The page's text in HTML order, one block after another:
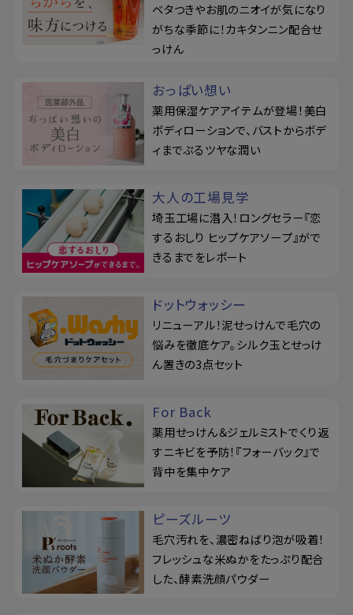
ベタつきやお肌のニオイが気になり
がちな季節に！カキタンニン配合せ
っけん
おっぱい想い
薬用保湿ケアアイテムが登場！美白
ボディローションで、バストからボデ
ィまでぷるツヤな潤い
大人の工場見学
埼玉工場に潜入！ロングセラー『恋
するおしり ヒップケアソープ』がで
きるまでをレポート
ドットウォッシー
リニューアル！泥せっけんで毛穴の
悩みを徹底ケア。シルク玉とせっけ
ん置きの3点セット
For Back
薬用せっけん＆ジェルミストでくり返
すニキビを予防！『フォーバック』で
背中を集中ケア
ピーズルーツ
毛穴汚れを、濃密ねばり泡が吸着！
フレッシュな米ぬかをたっぷり配合
した、酵素洗顔パウダー